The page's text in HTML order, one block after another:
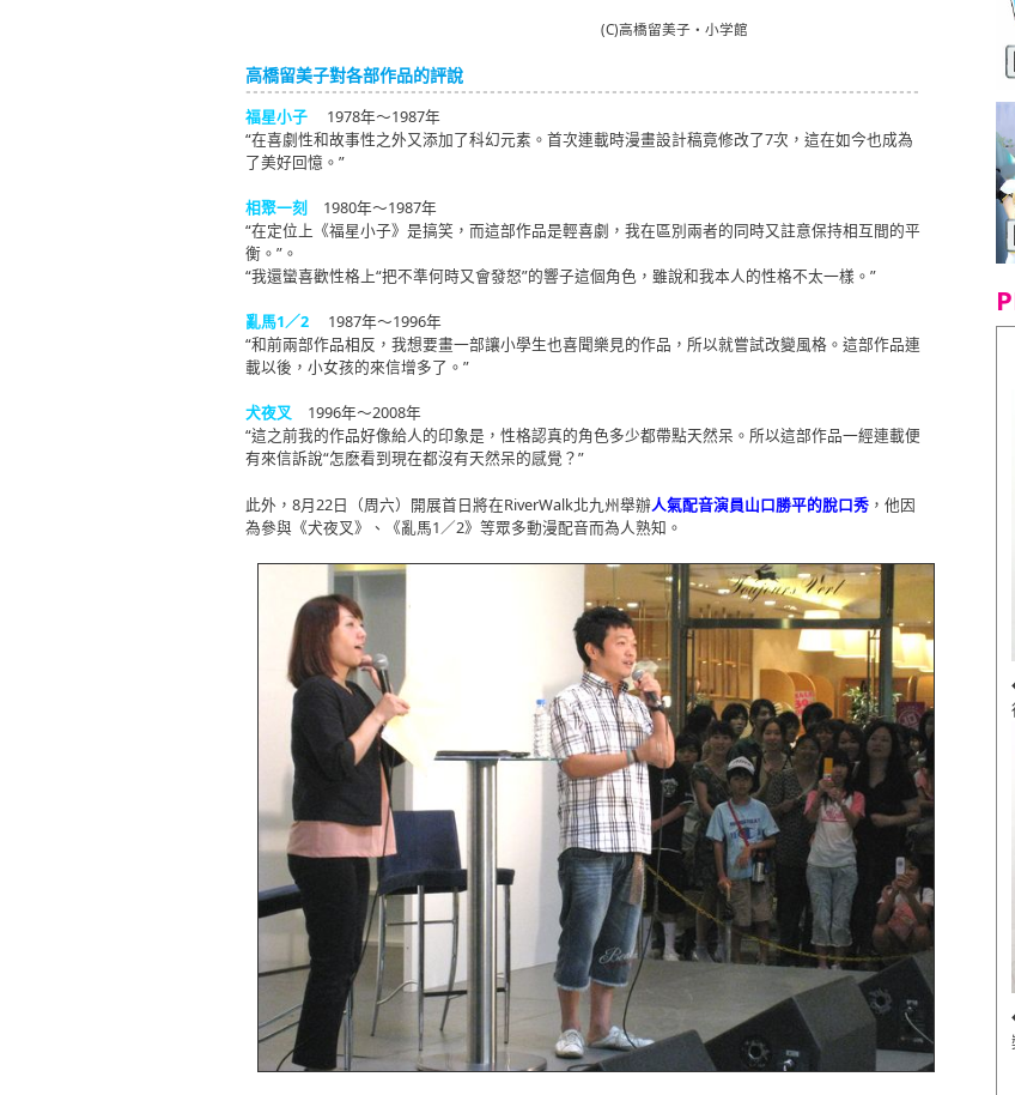
(C)高橋留美子・小学館
高橋留美子對各部作品的評說
福星小子 1978年～1987年
“在喜劇性和故事性之外又添加了科幻元素。首次連載時漫畫設計稿竟修改了7次，這在如今也成為
了美好回憶。”
相聚一刻
1980年～1987年
“在定位上《福星小子》是搞笑，而這部作品是輕喜劇，我在區別兩者的同時又註意保持相互間的平
衡。”。
“我還蠻喜歡性格上“把不準何時又會發怒”的響子這個角色，雖說和我本人的性格不太一樣。”
亂馬1／2 1987年～1996年
“和前兩部作品相反，我想要畫一部讓小學生也喜聞樂見的作品，所以就嘗試改變風格。這部作品連
載以後，小女孩的來信增多了。”
犬夜叉 1996年～2008年
“這之前我的作品好像給人的印象是，性格認真的角色多少都帶點天然呆。所以這部作品一經連載便
有來信訴說“怎麽看到現在都沒有天然呆的感覺？”
此外，8月22日（周六）開展首日將在RiverWalk北九州舉辦人氣配音演員山口勝平的脫口秀 ，他因
為參與《犬夜叉》、《亂馬1／2》等眾多動漫配音而為人熟知。